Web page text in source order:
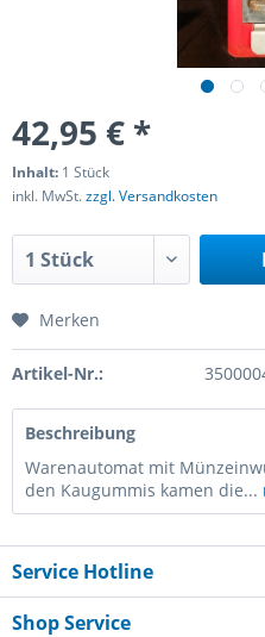
42,95 € *
Inhalt: 1 Stück
inkl. MwSt.zzgl. Versandkosten
Merken
Artikel-Nr.:
Beschreibung
Warenautomat mit
den Kaugummis kamen die...
Service Hotline
Shop Service